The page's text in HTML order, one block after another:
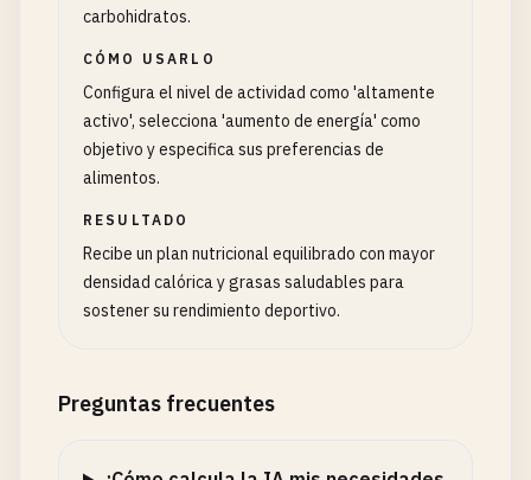
carbohidratos.
CÓMO USARLO
Configura el nivel de actividad como 'altamente
activo', selecciona 'aumento de energía' como
objetivo y especifica sus preferencias de
alimentos.
RESULTADO
Recibe un plan nutricional equilibrado con mayor
densidad calórica y grasas saludables para
sostener su rendimiento deportivo.
Preguntas frecuentes